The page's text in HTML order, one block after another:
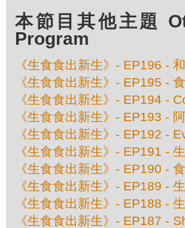
本節目其他主題
Program
《生食食出新生》- EP196 -
《生食食出新生》- EP195 -
《生食食出新生》- EP194 -
《生食食出新生》- EP193 -
《生食食出新生》- EP192 -
《生食食出新生》- EP191 -
《生食食出新生》- EP190 -
《生食食出新生》- EP189 -
《生食食出新生》- EP188 -
《生食食出新生》- EP187 -